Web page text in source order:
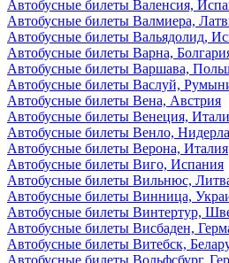
Автобусные билеты Валенсия,
Автобусные билеты Валмиера,
Автобусные билеты Вальядолид,
Автобусные билеты Варна,
Автобусные билеты Варшава,
Автобусные билеты Васлуй,
Автобусные билеты Вена, Австрия
Автобусные билеты Венеция,
Автобусные билеты Венло,
Автобусные билеты Верона, Италия
Автобусные билеты Виго, Испания
Автобусные билеты Вильнюс,
Автобусные билеты Винница,
Автобусные билеты Винтертур,
Автобусные билеты Висбаден,
Автобусные билеты Витебск,
Автобусные билеты Вольфсбург,